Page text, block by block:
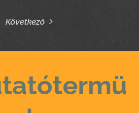
Következő